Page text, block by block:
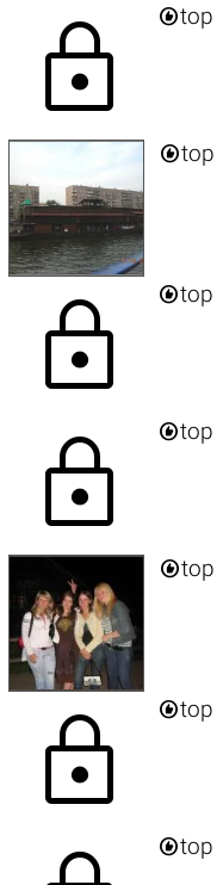
lock top
top
lock top
lock top
top
lock top
top